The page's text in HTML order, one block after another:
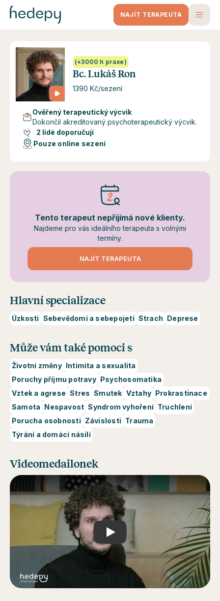
NAJÍT TERAPEUTA
(+3000 h praxe)
Bc. Lukáš Ron
1390 Kč/sezení
Ověřený terapeutický výcvik
Dokončil akreditovaný psychoterapeutický výcvik.
2 lidé doporučují
Pouze online sezení
Tento terapeut nepřijímá nové klienty.
Najdeme pro vás ideálního terapeuta s volnými
termíny.
NAJÍT TERAPEUTA
Hlavní specializace
Úzkosti Sebevědomí a sebepojetí Strach Deprese
Může vám také pomoci s
Životní změny Intimita a sexualita
Poruchy příjmu potravy Psychosomatika
Vztek a agrese Stres Smutek Vztahy Prokrastinace
Samota Nespavost Syndrom vyhoření Truchlení
Porucha osobnosti Závislosti Trauma
Týrání a domácí násilí
Videomedailonek
Play